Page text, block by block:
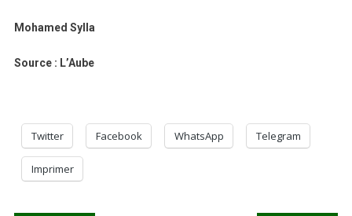
Mohamed Sylla
Source : L’Aube
Twitter Facebook WhatsApp Telegram
Imprimer